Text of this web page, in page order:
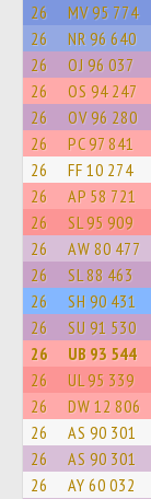
26 MV 95 774
26 NR 96 640
26 OJ 96 037
26 OS 94 247
26 OV 96 280
26 PC 97 841
26 FF 10 274
26 AP 58 721
26 SL 95 909
26 AW 80 477
26 SL 88 463
26 SH 90 431
26 SU 91 530
26 UB 93 544
26 UL 95 339
26 DW 12 806
26 AS 90 301
26 AS 90 301
26 AY 60 032